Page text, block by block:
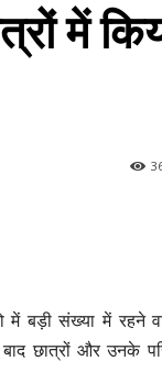
में
में बड़ी संख्या में रहने
बाद छात्रों और उनके
में 5000
- May 5, 2026